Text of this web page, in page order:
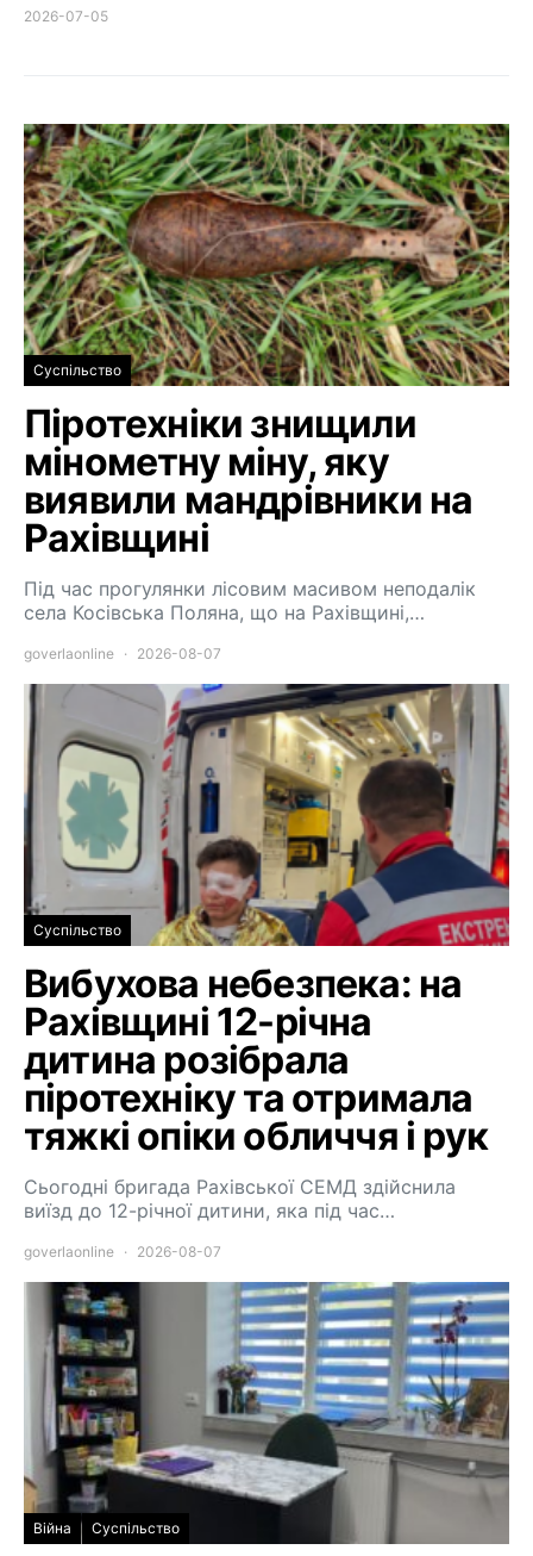
2026-07-05
Суспільство
Піротехніки знищили
мінометну міну, яку
виявили мандрівники на
Рахівщині
Під час прогулянки лісовим масивом неподалік
села Косівська Поляна, що на Рахівщині,…
goverlaonline 2026-08-07
Суспільство
Вибухова небезпека: на
Рахівщині 12-річна
дитина розібрала
піротехніку та отримала
тяжкі опіки обличчя і рук
Сьогодні бригада Рахівської СЕМД здійснила
виїзд до 12-річної дитини, яка під час…
goverlaonline 2026-08-07
Війна Суспільство